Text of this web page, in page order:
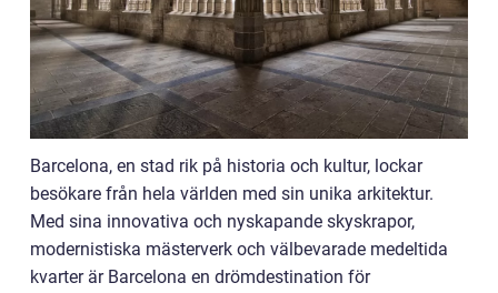
Barcelona, en stad rik på historia och kultur, lockar
besökare från hela världen med sin unika arkitektur.
Med sina innovativa och nyskapande skyskrapor,
modernistiska mästerverk och välbevarade medeltida
kvarter är Barcelona en drömdestination för